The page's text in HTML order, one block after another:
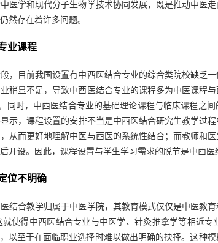
医学和现代分子生物学技术协同发展，既是推动中医
然存在着许多问题。
业课程
，目前我国设置有中西医结合专业的综合类院校缺乏
稍显不足，导致中西医结合专业的课程多为中医课程
同时，中西医结合专业的基础理论课程与临床课程之
示，课程设置的安排不当是中西医结合研究生教学过
从而更好地理解中医与西医的系统性结合；而教师和
开设。因此，课程设置与学生学习需求的脱节是中西医
位不明确
结合教学归属于中医学院，其教育模式仅仅是中医教
使得中西医结合专业与中医学、针灸推拿学等相近专
以至于在面临职业选择时难以做出明确的抉择。这种